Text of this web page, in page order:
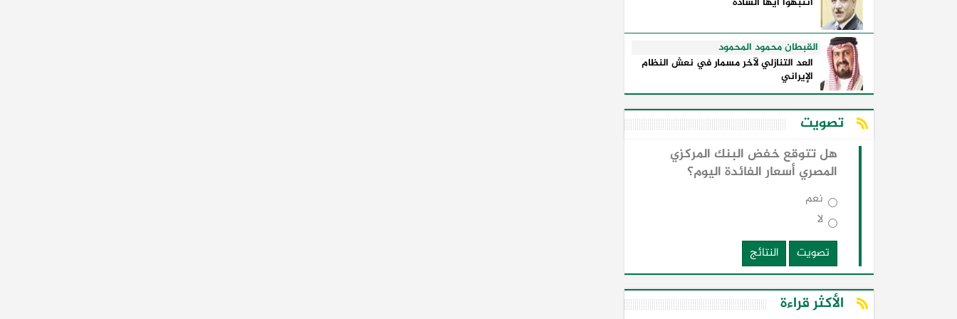
القبطان محمود المحمود
العد التنازلي لآخر مسمار في نعش النظام
الإيراني
تصويت
هل تتوقع خفض البنك المركزي
المصري أسعار الفائدة اليوم؟
نعم
لا
تصويت
النتائج
الأكثر قراءة